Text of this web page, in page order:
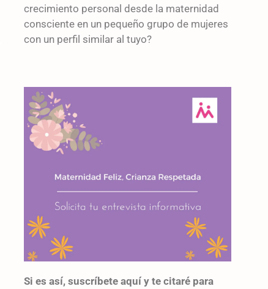
crecimiento personal desde la maternidad
consciente en un pequeño grupo de mujeres
con un perfil similar al tuyo?
Si es así, suscríbete aquí y te citaré para